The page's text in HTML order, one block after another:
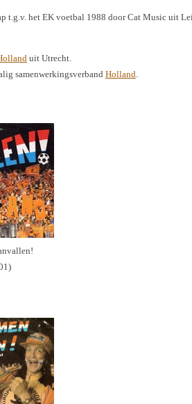
t.g.v. het EK voetbal 1988 door Cat Music uit
uit Utrecht.
samenwerkingsverbandHolland.